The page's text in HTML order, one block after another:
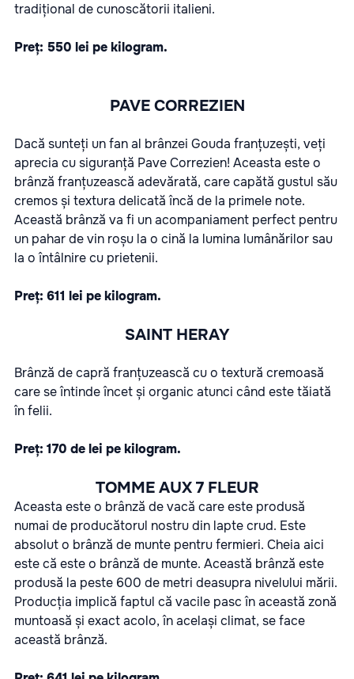
tradițional de cunoscătorii italieni.
Preț: 550 lei pe kilogram.
PAVE CORREZIEN
Dacă sunteți un fan al brânzei Gouda franțuzești, veți
aprecia cu siguranță Pave Correzien! Aceasta este o
brânză franțuzească adevărată, care capătă gustul său
cremos și textura delicată încă de la primele note.
Această brânză va fi un acompaniament perfect pentru
un pahar de vin roșu la o cină la lumina lumânărilor sau
la o întâlnire cu prietenii.
Preț: 611 lei pe kilogram.
SAINT HERAY
Brânză de capră franțuzească cu o textură cremoasă
care se întinde încet și organic atunci când este tăiată
în felii.
Preț: 170 de lei pe kilogram.
TOMME AUX 7 FLEUR
Aceasta este o brânză de vacă care este produsă
numai de producătorul nostru din lapte crud. Este
absolut o brânză de munte pentru fermieri. Cheia aici
este că este o brânză de munte. Această brânză este
produsă la peste 600 de metri deasupra nivelului mării.
Producția implică faptul că vacile pasc în această zonă
muntoasă și exact acolo, în același climat, se face
această brânză.